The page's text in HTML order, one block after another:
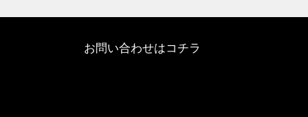
お問い合わせはコチラ